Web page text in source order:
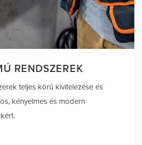
RENDSZEREK
teljes körű kivitelezése és
kényelmes és modern